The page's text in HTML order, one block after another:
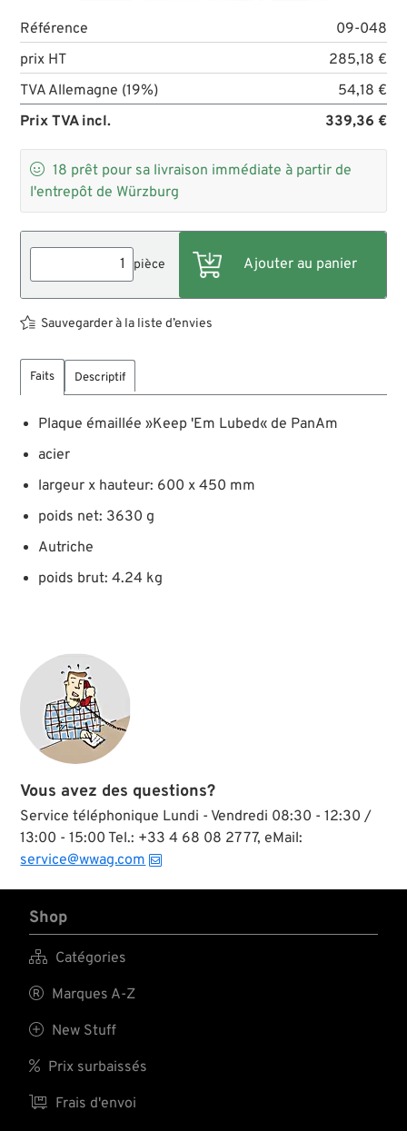
Référence
09-048
prix HT
285,18 €
TVA Allemagne (19%)
54,18 €
Prix TVA incl.
339,36 €
 18 prêt pour sa livraison immédiate à partir de
l'entrepôt de Würzburg
pièce
Sauvegarder à la liste d’envies
Faits Descriptif
Plaque émaillée »Keep 'Em Lubed« de PanAm
acier
largeur x hauteur: 600 x 450 mm
poids net: 3630 g
Autriche
poids brut: 4.24 kg
Vous avez des questions?
Service téléphonique Lundi - Vendredi 08:30 - 12:30 /
13:00 - 15:00 Tel.: +33 4 68 08 27 77, eMail:
service@wwag.com
Shop
 Catégories
 Marques A-Z
 New Stuff
 Prix surbaissés
 Frais d'envoi